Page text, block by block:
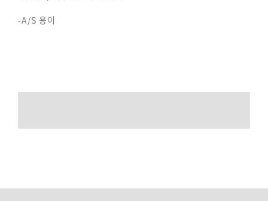
-A/S 용이